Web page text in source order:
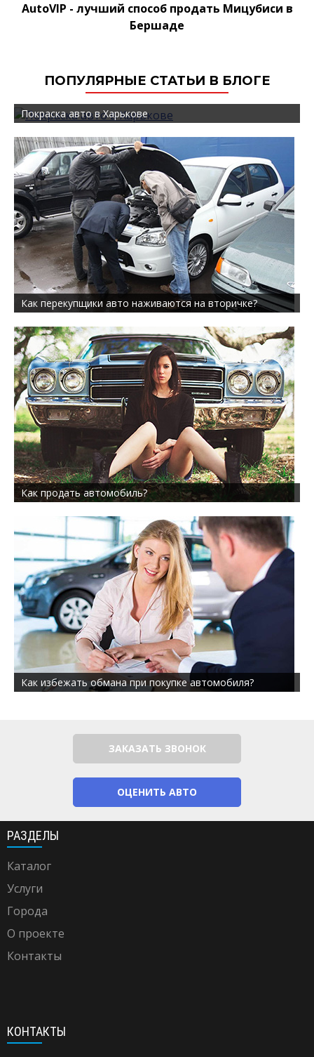
AutoVIP - лучший способ продать Мицубиси в
Бершаде
ПОПУЛЯРНЫЕ СТАТЬИ В БЛОГЕ
Покраска авто в Харькове
Как перекупщики авто наживаются на вторичке?
Как продать автомобиль?
Как избежать обмана при покупке автомобиля?
ЗАКАЗАТЬ ЗВОНОК
ОЦЕНИТЬ АВТО
РАЗДЕЛЫ
Каталог
Услуги
Города
О проекте
Контакты
КОНТАКТЫ